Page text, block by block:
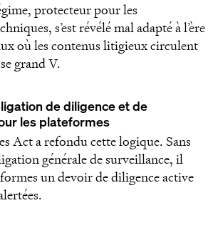
protecteur pour les
s’est révélé mal adapté à l’ère
où les contenus litigieux circulent
grand V.
de diligence et de
les plateformes
Act a refondu cette logique. Sans
générale de surveillance, il
un devoir de diligence active